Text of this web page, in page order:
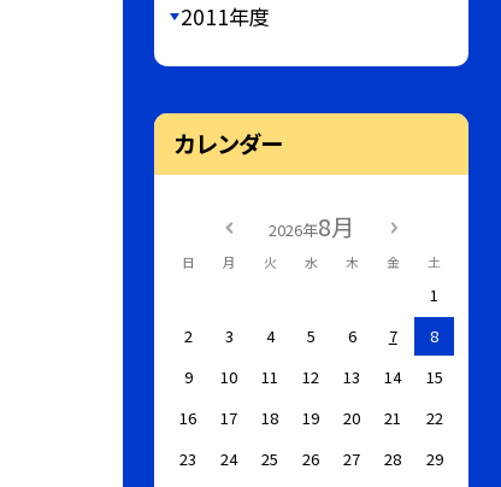
2011年度
カレンダー
2026年8月
日 月 火 水 木 金 土
1
2
3 4 5 6 7
8
9
10 11 12 13 14
15
16
17 18 19 20 21
22
23
24 25 26 27 28
29